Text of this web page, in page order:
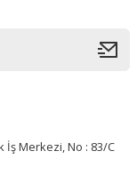
İş Merkezi, No : 83/C